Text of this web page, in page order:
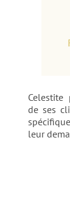
Celestite
de ses
leur